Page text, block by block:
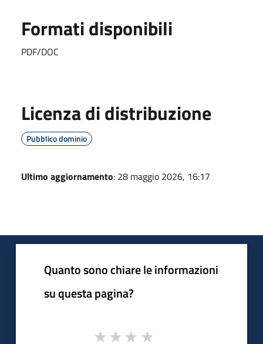
Formati disponibili
PDF/DOC
Licenza di distribuzione
Pubblico dominio
Ultimo aggiornamento: 28 maggio 2026, 16:17
Quanto sono chiare le informazioni
su questa pagina?